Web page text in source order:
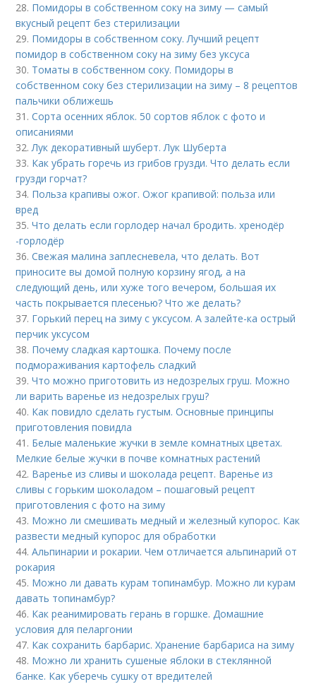
28. Помидоры в собственном соку на зиму — самый
вкусный рецепт без стерилизации
29. Помидоры в собственном соку. Лучший рецепт
помидор в собственном соку на зиму без уксуса
30. Томаты в собственном соку. Помидоры в
собственном соку без стерилизации на зиму – 8 рецептов
пальчики оближешь
31.Сорта осенних яблок. 50 сортов яблок с фото и
описаниями
32.Лук декоративный шуберт. Лук Шуберта
33. Как убрать горечь из грибов грузди. Что делать если
грузди горчат?
34. Польза крапивы ожог. Ожог крапивой: польза или
вред
35.Что делать если горлодер начал бродить. хренодёр
-горлодёр
36.Свежая малина заплесневела, что делать. Вот
приносите вы домой полную корзину ягод, а на
следующий день, или хуже того вечером, большая их
часть покрывается плесенью? Что же делать?
37. Горький перец на зиму с уксусом. А залейте-ка острый
перчик уксусом
38. Почему сладкая картошка. Почему после
подмораживания картофель сладкий
39.Что можно приготовить из недозрелых груш. Можно
ли варить варенье из недозрелых груш?
40. Как повидло сделать густым. Основные принципы
приготовления повидла
41. Белые маленькие жучки в земле комнатных цветах.
Мелкие белые жучки в почве комнатных растений
42. Варенье из сливы и шоколада рецепт. Варенье из
сливы с горьким шоколадом – пошаговый рецепт
приготовления с фото на зиму
43. Можно ли смешивать медный и железный купорос. Как
развести медный купорос для обработки
44.Альпинарии и рокарии. Чем отличается альпинарий от
рокария
45. Можно ли давать курам топинамбур. Можно ли курам
давать топинамбур?
46. Как реанимировать герань в горшке. Домашние
условия для пеларгонии
47. Как сохранить барбарис. Хранение барбариса на зиму
48. Можно ли хранить сушеные яблоки в стеклянной
банке. Как уберечь сушку от вредителей